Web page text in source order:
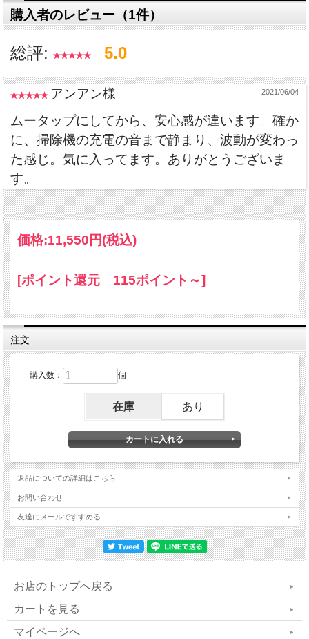
5G電磁波波対策＆健やかさ
向上＆ストレスなどに
長時間使う家電にこそ使って
6個口の安全・節電付「ムータ
ップ」は電磁波から身を守り
ヒーリング効果抜群の魔法の
コンセント！
ムータップは電磁波を遮断しているわ
けではありません。次元の高いエネル
ギーの流入によって体にいい磁波に変
えているだけです。
購入者のレビュー（1件）
総評: 5.0
アンアン様 2021/06/04
ムータップにしてから、安心感が違います。確か
に、掃除機の充電の音まで静まり、波動が変わっ
た感じ。気に入ってます。ありがとうございま
す。
価格:11,550円(税込)
[ポイント還元 115ポイント～]
注文
購入数： 個
在庫 あり
返品についての詳細はこちら
お問い合わせ
友達にメールですすめる
お店のトップへ戻る
カートを見る
マイページへ